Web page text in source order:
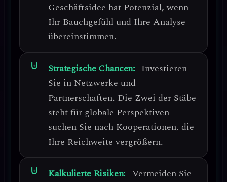
Geschäftsidee hat Potenzial, wenn
Ihr Bauchgefühl und Ihre Analyse
übereinstimmen.
Strategische Chancen: Investieren
Sie in Netzwerke und
Partnerschaften. Die Zwei der Stäbe
steht für globale Perspektiven –
suchen Sie nach Kooperationen, die
Ihre Reichweite vergrößern.
Kalkulierte Risiken: Vermeiden Sie